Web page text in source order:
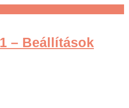
– Beállítások